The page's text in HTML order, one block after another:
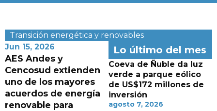
Transición energética y renovables
Jun 15, 2026
AES Andes y
Cencosud extienden
uno de los mayores
acuerdos de energía
renovable para
Lo último del mes
Coeva de Ñuble da luz
verde a parque eólico
de US$172 millones de
inversión
agosto 7, 2026